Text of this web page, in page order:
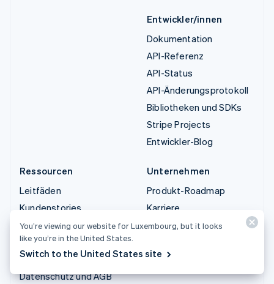
Entwickler/innen
Dokumentation
API-Referenz
API-Status
API-Änderungsprotokoll
Bibliotheken und SDKs
Stripe Projects
Entwickler-Blog
Ressourcen
Leitfäden
Kundenstories
Blog
Gemeinde
Stripe Sessions
Datenschutz und AGB
Unternehmen
Produkt-Roadmap
Karriere
Newsroom
Sales-Team kontaktieren
You’re viewing our website for Luxembourg, but it looks
like you’re in the United States.
Switch to the United States site